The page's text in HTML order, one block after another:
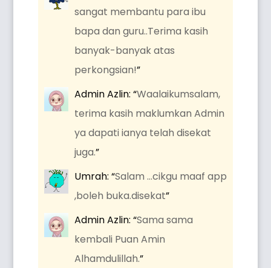
sangat membantu para ibu
bapa dan guru..Terima kasih
banyak-banyak atas
perkongsian!”
Admin Azlin: “Waalaikumsalam,
terima kasih maklumkan Admin
ya dapati ianya telah disekat
juga.”
Umrah: “Salam …cikgu maaf app
,boleh buka.disekat”
Admin Azlin: “Sama sama
kembali Puan Amin
Alhamdulillah.”